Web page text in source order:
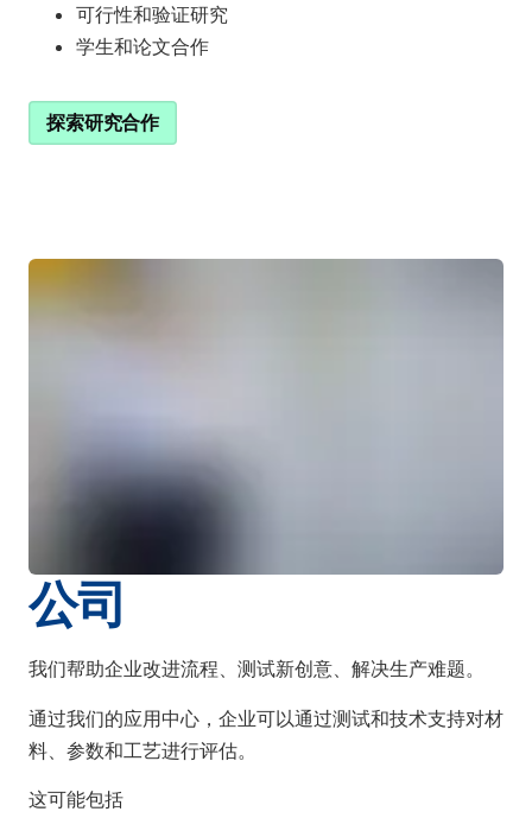
可行性和验证研究
学生和论文合作
探索研究合作
公司
我们帮助企业改进流程、测试新创意、解决生产难题。
通过我们的应用中心，企业可以通过测试和技术支持对材
料、参数和工艺进行评估。
这可能包括